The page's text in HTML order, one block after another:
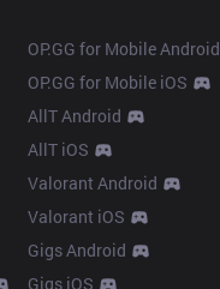
OP.GG for Mobile Android
OP.GG for Mobile iOS
AllT Android
AllT iOS
Valorant Android
Valorant iOS
Gigs Android
Gigs iOS